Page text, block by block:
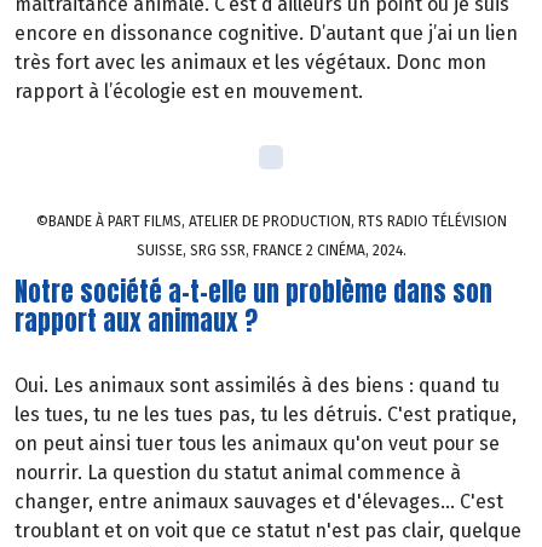
encore en dissonance cognitive. D’autant que j’ai un lien
très fort avec les animaux et les végétaux. Donc mon
rapport à l’écologie est en mouvement.
©BANDE À PART FILMS, ATELIER DE PRODUCTION, RTS RADIO TÉLÉVISION
SUISSE, SRG SSR, FRANCE 2 CINÉMA, 2024.
Notre société a-t-elle un problème dans son
rapport aux animaux ?
Oui. Les animaux sont assimilés à des biens : quand tu
les tues, tu ne les tues pas, tu les détruis. C'est pratique,
on peut ainsi tuer tous les animaux qu'on veut pour se
nourrir. La question du statut animal commence à
changer, entre animaux sauvages et d'élevages... C'est
troublant et on voit que ce statut n'est pas clair, quelque